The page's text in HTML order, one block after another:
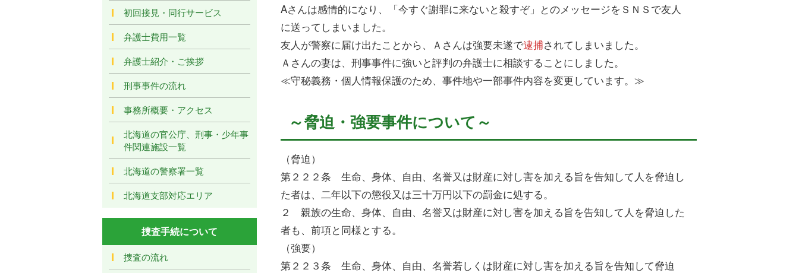
Aさんは感情的になり、「今すぐ謝罪に来ないと殺すぞ」とのメッセージをＳＮＳで友人
に送ってしまいました。
友人が警察に届け出たことから、Ａさんは強要未遂で逮捕されてしまいました。
Ａさんの妻は、刑事事件に強いと評判の弁護士に相談することにしました。
≪守秘義務・個人情報保護のため、事件地や一部事件内容を変更しています。≫
～脅迫・強要事件について～
（脅迫）
第２２２条 生命、身体、自由、名誉又は財産に対し害を加える旨を告知して人を脅迫し
た者は、二年以下の懲役又は三十万円以下の罰金に処する。
２ 親族の生命、身体、自由、名誉又は財産に対し害を加える旨を告知して人を脅迫した
者も、前項と同様とする。
（強要）
第２２３条 生命、身体、自由、名誉若しくは財産に対し害を加える旨を告知して脅迫
初回接見・同行サービス
弁護士費用一覧
弁護士紹介・ご挨拶
刑事事件の流れ
事務所概要・アクセス
北海道の官公庁、刑事・少年事
件関連施設一覧
北海道の警察署一覧
北海道支部対応エリア
捜査手続について
捜査の流れ